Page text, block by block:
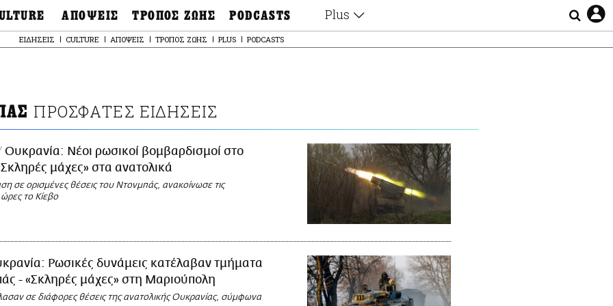
ΑΠΟΨΕΙΣ
Ιδέες
ΤΡΟΠΟΣ ΖΩΗΣ
Μόδα & Στυλ
Living
Αγορά
PODCASTS
Σκληρές Αλήθειες
OnDemand
Ιστορία μιας πόλης
λόγια
Ζούμε, ρε!
Plus
Οι Αθηναίοι
Απώλειες
Lgbtqi+
ΕΙΔΗΣΕΙΣ CULTURE ΑΠΟΨΕΙΣ ΤΡΟΠΟΣ ΖΩΗΣ PLUS PODCASTS
ΠΡΟΣΦΑΤΕΣ ΕΙΔΗΣΕΙΣ
Ουκρανία: Νέοι ρωσικοί βομβαρδισμοί στο
μάχες» στα ανατολικά
σε ορισμένες θέσεις του Ντονμπάς, ανακοίνωσε τις
το Κίεβο
Ρωσικές δυνάμεις κατέλαβαν τμήματα
- «Σκληρές μάχες» στη Μαριούπολη
σε διάφορες θέσεις της ανατολικής Ουκρανίας, σύμφωνα